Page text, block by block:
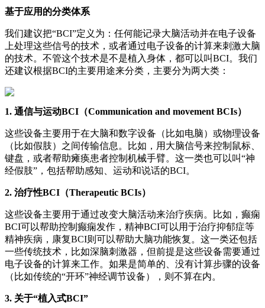
基于应用的分类体系
我们建议把“BCI”定义为：任何能记录大脑活动并在电子设备
上处理这些信号的技术，或者通过电子设备的计算来刺激大脑
的技术。不管这个技术是不是植入身体，都可以叫BCI。我们
还建议根据BCI的主要用途来分类，主要分为两大类：
1. 通信与运动BCI（Communication and movement BCIs）
这些设备主要用于在大脑和数字设备（比如电脑）或物理设备
（比如假肢）之间传输信息。比如，用大脑信号来控制鼠标、
键盘，或者帮助瘫痪患者控制机械手臂。这一类也可以叫“神
经假肢”，包括帮助感知、运动和说话的BCI。
2. 治疗性BCI（Therapeutic BCIs）
这些设备主要用于通过改变大脑活动来治疗疾病。比如，癫痫
BCI可以帮助控制癫痫发作，精神BCI可以用于治疗抑郁症等
精神疾病，康复BCI则可以帮助大脑功能恢复。这一类还包括
一些传统技术，比如深脑刺激器，但前提是这些设备需要通过
电子设备的计算来工作。如果是简单的、没有计算步骤的设备
（比如传统的“开环”神经调节设备），则不算在内。
3. 关于“植入式BCI”